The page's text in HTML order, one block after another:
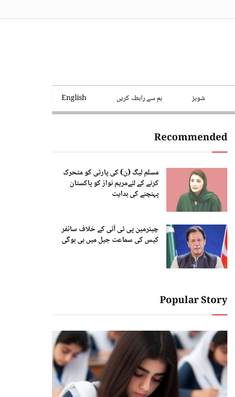
شوبز ہم سے رابطہ کریں English
Recommended
مسلم لیگ (ن) کی پارٹی کو متحرک
کرنے کے لئےمریم نواز کو پاکستان
پہنچنے کی ہدایت
چیئرمین پی ٹی آئی کے خلاف سائفر
کیس کی سماعت جیل میں ہی ہوگی
Popular Story